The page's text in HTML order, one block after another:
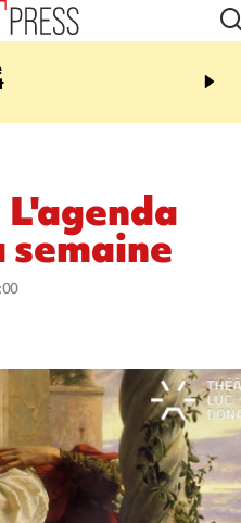
20:17
routière, concours de